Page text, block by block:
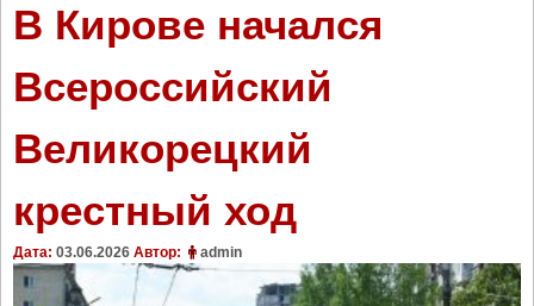
В Кирове начался
Всероссийский
Великорецкий
крестный ход
Дата: 03.06.2026 Автор: admin